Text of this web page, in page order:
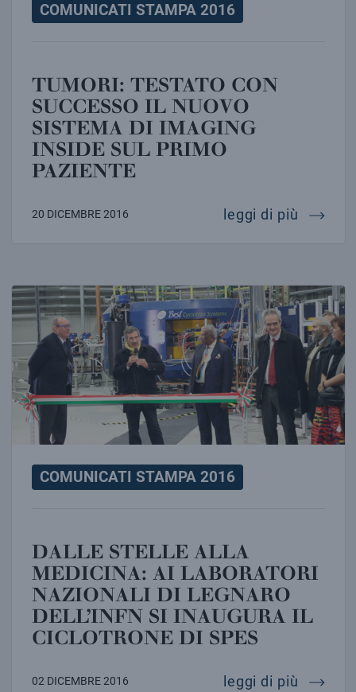
COMUNICATI STAMPA 2016
TUMORI: TESTATO CON
SUCCESSO IL NUOVO
SISTEMA DI IMAGING
INSIDE SUL PRIMO
PAZIENTE
20 DICEMBRE 2016 leggi di più
DALLE STELLE ALLA MEDICINA: AI LABORATORI
COMUNICATI STAMPA 2016
DALLE STELLE ALLA
MEDICINA: AI LABORATORI
NAZIONALI DI LEGNARO
DELL’INFN SI INAUGURA IL
CICLOTRONE DI SPES
02 DICEMBRE 2016 leggi di più dalle